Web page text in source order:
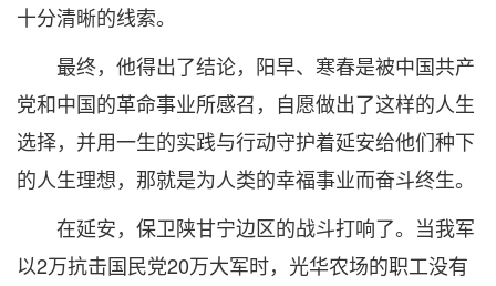
十分清晰的线索。
最终，他得出了结论，阳早、寒春是被中国共产
党和中国的革命事业所感召，自愿做出了这样的人生
选择，并用一生的实践与行动守护着延安给他们种下
的人生理想，那就是为人类的幸福事业而奋斗终生。
在延安，保卫陕甘宁边区的战斗打响了。当我军
以2万抗击国民党20万大军时，光华农场的职工没有